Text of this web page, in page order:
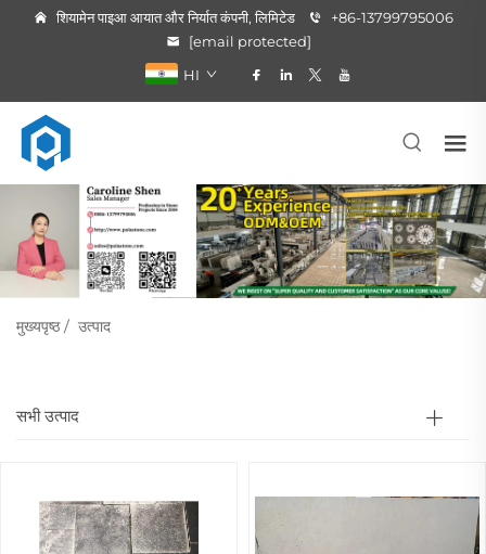
शियामेन पाइआ आयात और निर्यात कंपनी, लिमिटेड
+86-13799795006
[email protected]
HI
मुख्यपृष्ठ/ उत्पाद
सभी उत्पाद